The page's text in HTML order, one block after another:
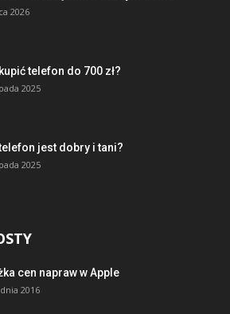
2026
telefon do 700 zł?
2025
jest dobry i tani?
2025
cen napraw w Apple
2016